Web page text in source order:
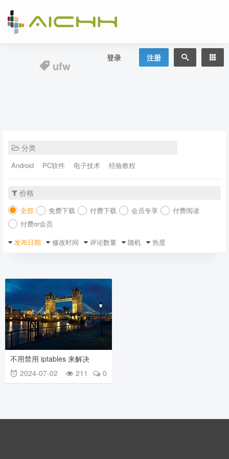
登录 注册
ufw
分类
Android PC软件 电子技术 经验教程
价格
全部 免费下载 付费下载 会员专享
付费阅读
付费or会员
发布日期
修改时间 评论数量 随机 热度
不用禁用 iptables 来解决
2024-07-02 0
211